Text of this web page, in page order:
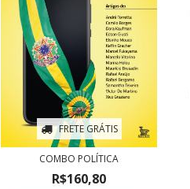
FRETE GRÁTIS
COMBO POLÍTICA
R$160,80